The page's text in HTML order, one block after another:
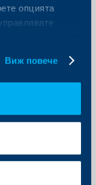
опцията
Виж повече
за 2019
г. по
от